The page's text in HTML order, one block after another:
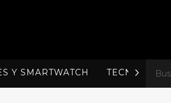
Y SMARTWATCH TECNOLOGIA